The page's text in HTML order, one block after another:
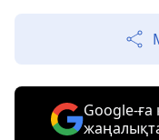
Google-